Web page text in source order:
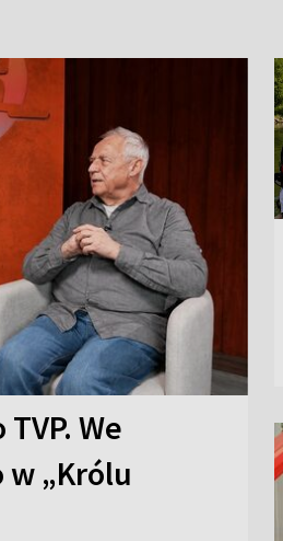
We
„Królu